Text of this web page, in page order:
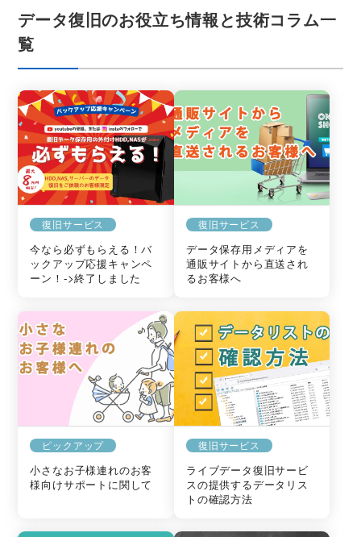
データ復旧のお役立ち情報と技術コラム一
覧
復旧サービス
今なら必ずもらえる！バ
ックアップ応援キャンペ
ーン！->終了しました
復旧サービス
データ保存用メディアを
通販サイトから直送され
るお客様へ
ピックアップ
小さなお子様連れのお客
様向けサポートに関して
復旧サービス
ライブデータ復旧サービ
スの提供するデータリス
トの確認方法